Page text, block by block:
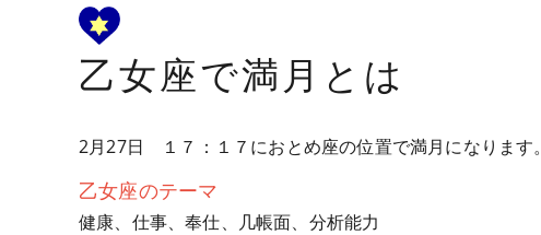
乙女座で満月とは
2月27日 １７：１７におとめ座の位置で満月になります。
乙女座のテーマ
健康、仕事、奉仕、几帳面、分析能力